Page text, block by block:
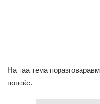
На таа тема
повеќе.